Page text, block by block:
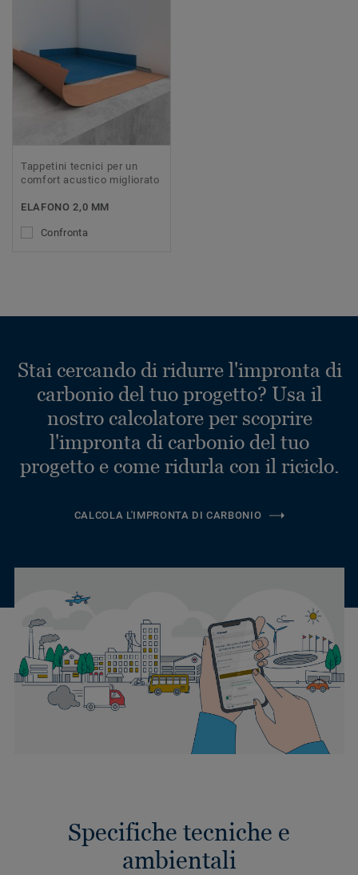
Tappetini tecnici per un
comfort acustico migliorato
ELAFONO 2,0 MM
Confronta
Stai cercando di ridurre l'impronta di
carbonio del tuo progetto? Usa il
nostro calcolatore per scoprire
l'impronta di carbonio del tuo
progetto e come ridurla con il riciclo.
CALCOLA L'IMPRONTA DI CARBONIO
Specifiche tecniche e
ambientali